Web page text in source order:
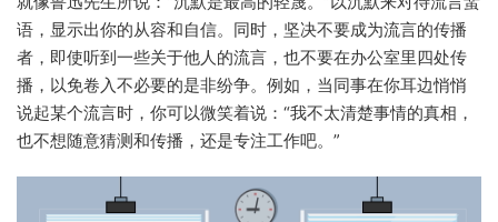
语，显示出你的从容和自信。同时，坚决不要成为流言的传播
者，即使听到一些关于他人的流言，也不要在办公室里四处传
播，以免卷入不必要的是非纷争。例如，当同事在你耳边悄悄
说起某个流言时，你可以微笑着说：“我不太清楚事情的真相，
也不想随意猜测和传播，还是专注工作吧。”